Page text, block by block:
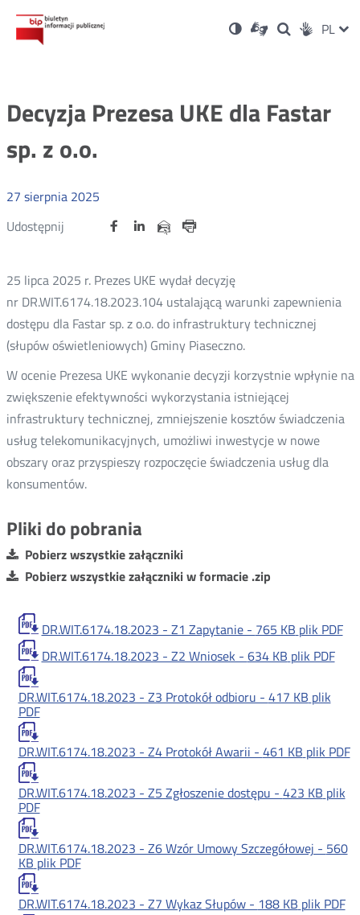
Ustawienia
Wersja
kontrastowa
Dla
niesłyszących
OtwórzOtwórz
w
Otwórz
w
Social PL
Decyzja Prezesa UKE dla Fastar
sp. z o.o.
27 sierpnia 2025
Udostępnij
Udostępnij
Otwórz Udostępnij
na
OtwórzUdostępnij
na
OtwórzUdostępnij
przez
25 lipca 2025 r. Prezes UKE wydał decyzję
nr DR.WIT.6174.18.2023.104 ustalającą warunki zapewnienia
dostępu dla Fastar sp. z o.o. do infrastruktury technicznej
(słupów oświetleniowych) Gminy Piaseczno.
W ocenie Prezesa UKE wykonanie decyzji korzystnie wpłynie na
zwiększenie efektywności wykorzystania istniejącej
infrastruktury technicznej, zmniejszenie kosztów świadczenia
usług telekomunikacyjnych, umożliwi inwestycje w nowe
obszary oraz przyspieszy rozpoczęcie świadczenia usług dla
konsumentów.
Pliki do pobrania
Pobierz wszystkie załączniki
Pobierz wszystkie załączniki w formacie .zip
DR.WIT.6174.18.2023 - Z1 Zapytanie - 765 KB plik PDF
DR.WIT.6174.18.2023 - Z2 Wniosek - 634 KB plik PDF
DR.WIT.6174.18.2023 - Z3 Protokół odbioru - 417 KB plik
PDF
DR.WIT.6174.18.2023 - Z4 Protokół Awarii - 461 KB plik PDF
DR.WIT.6174.18.2023 - Z5 Zgłoszenie dostępu - 423 KB plik
PDF
DR.WIT.6174.18.2023 - Z6 Wzór Umowy Szczegółowej - 560
KB plik PDF
DR.WIT.6174.18.2023 - Z7 Wykaz Słupów - 188 KB plik PDF